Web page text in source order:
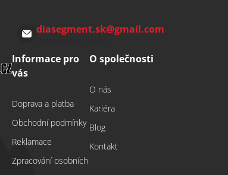
diasegment.sk@gmail.com
Informace pro
vás
Doprava a platba
Obchodní podmínky
Reklamace
Zpracování osobních
O společnosti
O nás
Kariéra
Blog
Kontakt